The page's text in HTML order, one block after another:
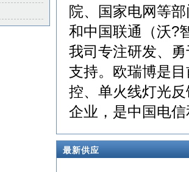
院、国家电网等
和中国联通（沃?
我司专注研发、
支持。欧瑞博是
控、单火线灯光
企业，是中国电
最新供应